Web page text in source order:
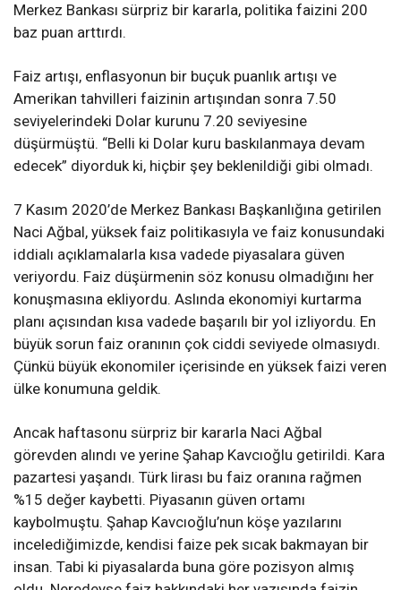
Merkez Bankası sürpriz bir kararla, politika faizini 200
baz puan arttırdı.
Faiz artışı, enflasyonun bir buçuk puanlık artışı ve
Amerikan tahvilleri faizinin artışından sonra 7.50
seviyelerindeki Dolar kurunu 7.20 seviyesine
düşürmüştü. “Belli ki Dolar kuru baskılanmaya devam
edecek” diyorduk ki, hiçbir şey beklenildiği gibi olmadı.
7 Kasım 2020’de Merkez Bankası Başkanlığına getirilen
Naci Ağbal, yüksek faiz politikasıyla ve faiz konusundaki
iddialı açıklamalarla kısa vadede piyasalara güven
veriyordu. Faiz düşürmenin söz konusu olmadığını her
konuşmasına ekliyordu. Aslında ekonomiyi kurtarma
planı açısından kısa vadede başarılı bir yol izliyordu. En
büyük sorun faiz oranının çok ciddi seviyede olmasıydı.
Çünkü büyük ekonomiler içerisinde en yüksek faizi veren
ülke konumuna geldik.
Ancak haftasonu sürpriz bir kararla Naci Ağbal
görevden alındı ve yerine Şahap Kavcıoğlu getirildi. Kara
pazartesi yaşandı. Türk lirası bu faiz oranına rağmen
%15 değer kaybetti. Piyasanın güven ortamı
kaybolmuştu. Şahap Kavcıoğlu’nun köşe yazılarını
incelediğimizde, kendisi faize pek sıcak bakmayan bir
insan. Tabi ki piyasalarda buna göre pozisyon almış